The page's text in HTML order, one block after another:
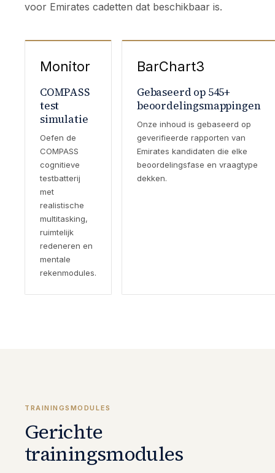
voor Emirates cadetten dat beschikbaar is.
Monitor
COMPASS
test
simulatie
Oefen de
COMPASS
cognitieve
testbatterij
met
realistische
multitasking,
ruimtelijk
redeneren en
mentale
rekenmodules.
BarChart3
Gebaseerd op 545+
beoordelingsmappingen
Onze inhoud is gebaseerd op
geverifieerde rapporten van
Emirates kandidaten die elke
beoordelingsfase en vraagtype
dekken.
TRAININGSMODULES
Gerichte
trainingsmodules